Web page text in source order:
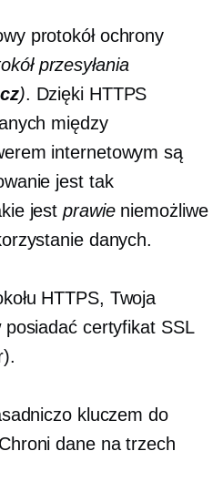
protokół ochrony
przesyłania
). Dzięki HTTPS
między
internetowym są
jest tak
jestprawieniemożliwe
danych.
HTTPS, Twoja
certyfikat SSL
kluczem do
dane na trzech